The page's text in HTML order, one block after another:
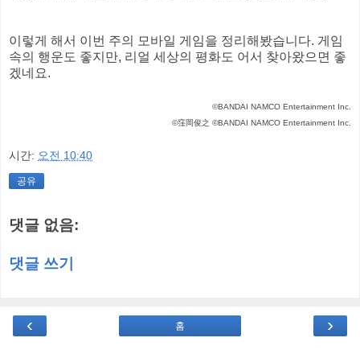
이렇게 해서 이번 주의 모바일 게임을 정리해봤습니다. 게임
속의 행운도 좋지만, 리얼 세상의 평화도 어서 찾아왔으면 좋
겠네요.
©BANDAI NAMCO Entertainment Inc.
©窪岡俊之 ©BANDAI NAMCO Entertainment Inc.
시간: 오전 10:40
공유
댓글 없음:
댓글 쓰기
‹ ›
홈